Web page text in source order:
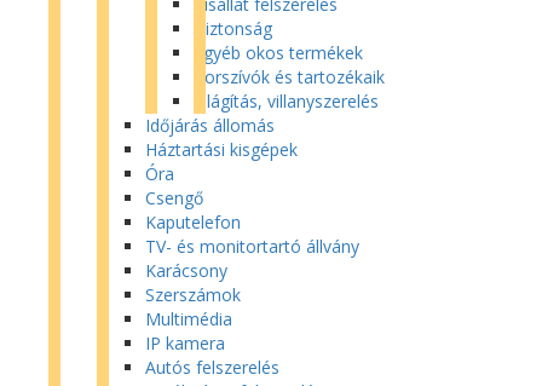
Biztonság
Egyéb okos termékek
Porszívók és tartozékaik
Világítás, villanyszerelés
Időjárás állomás
Háztartási kisgépek
Óra
Csengő
Kaputelefon
TV- és monitortartó állvány
Karácsony
Szerszámok
Multimédia
IP kamera
Autós felszerelés